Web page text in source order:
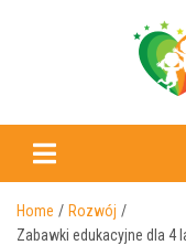
Home
Rozwój
Zabawki edukacyjne dla 4